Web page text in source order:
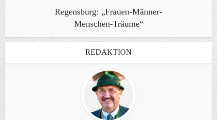
Regensburg: „Frauen-Männer-
Menschen-Träume“
REDAKTION